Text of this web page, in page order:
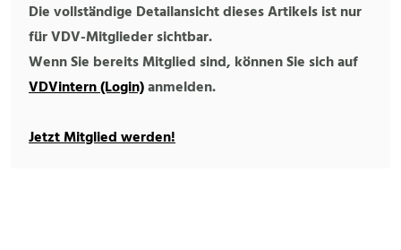
Die vollständige Detailansicht dieses Artikels ist nur
für VDV-Mitglieder sichtbar.
Wenn Sie bereits Mitglied sind, können Sie sich auf
VDVintern (Login)anmelden.
Jetzt Mitglied werden!